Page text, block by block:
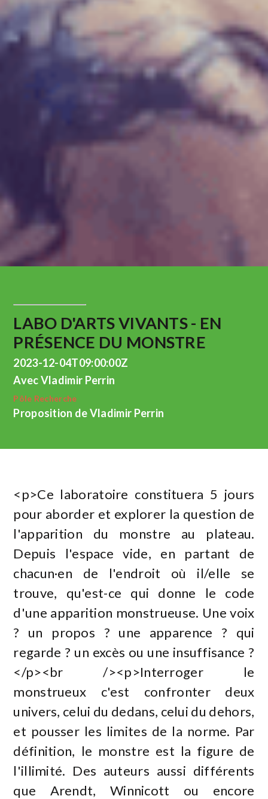
LABO D'ARTS VIVANTS - EN
PRÉSENCE DU MONSTRE
2023-12-04T09:00:00Z
Avec Vladimir Perrin
Pôle Recherche
Proposition de Vladimir Perrin
<p>Ce laboratoire constituera 5 jours
pour aborder et explorer la question de
l'apparition du monstre au plateau.
Depuis l'espace vide, en partant de
chacun·en de l'endroit où il/elle se
trouve, qu'est-ce qui donne le code
d'une apparition monstrueuse. Une voix
? un propos ? une apparence ? qui
regarde ? un excès ou une insuffisance ?
</p><br /><p>Interroger le
monstrueux c'est confronter deux
univers, celui du dedans, celui du dehors,
et pousser les limites de la norme. Par
définition, le monstre est la figure de
l'illimité. Des auteurs aussi différents
que Arendt, Winnicott ou encore